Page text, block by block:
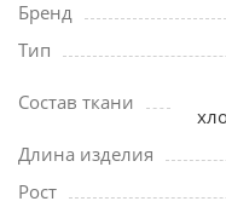
Бренд
Тип
Состав ткани
Длина изделия
Рост